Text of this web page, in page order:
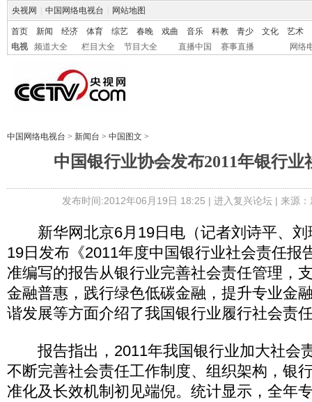
央视网 中国网络电视台 网站地图
首页 新闻 经济 体育 综艺 春晚 戏曲 音乐 科教 青少 文化
艺术
电视
频道大全 栏目大全 节目大全 直播中国 赛事直播 网络
中国网络电视台 > 新闻台 > 中国图文 >
中国银行业协会发布2011年银行业
发布时间:2012年06月19日 18:25 | 进入复兴论坛| 来源
新华网北京6月19日电（记者刘诗平、刘
19日发布《2011年度中国银行业社会责任报
准编写的报告从银行业完善社会责任管理，
金融普惠，践行绿色低碳金融，提升专业金
谐发展等方面介绍了我国银行业履行社会责
报告指出，2011年我国银行业加大社会
不断完善社会责任工作制度、组织架构，银
准化及长效机制初见端倪。统计显示，全年